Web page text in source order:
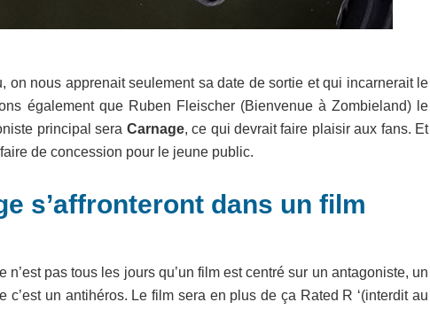
on nous apprenait seulement sa date de sortie et qui incarnerait le
également que Ruben Fleischer (Bienvenue à Zombieland) le
principal sera Carnage, ce qui devrait faire plaisir aux fans. Et
de concession pour le jeune public.
s’affronteront dans un film
pas tous les jours qu’un film est centré sur un antagoniste, un
un antihéros. Le film sera en plus de ça Rated R ‘(interdit au